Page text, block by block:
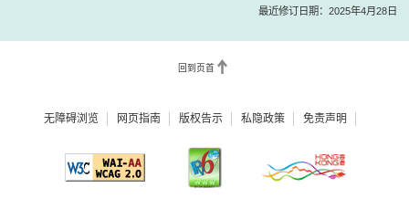
最近修订日期：2025年4月28日
回到页首
无障碍浏览 网页指南 版权告示 私隐政策 免责声明